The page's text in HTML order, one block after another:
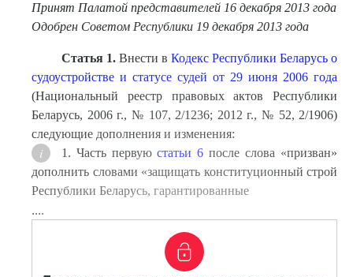
Принят Палатой представителей 16 декабря 2013 года
Одобрен Советом Республики 19 декабря 2013 года
Статья 1.Внести в Кодекс Республики Беларусь о
судоустройстве и статусе судей от 29 июня 2006 года
(Национальный реестр правовых актов Республики
Беларусь, 2006 г., № 107, 2/1236; 2012 г., № 52, 2/1906)
следующие дополнения и изменения:
1. Часть первуюстатьи 6 после слова «призван»
дополнить словами «защищать конституционный строй
Республики Беларусь, гарантированные
....